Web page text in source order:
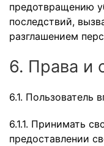
предотвращению
последствий,
разглашением
6. Права и
6.1. Пользователь
6.1.1. Принимать
предоставлении